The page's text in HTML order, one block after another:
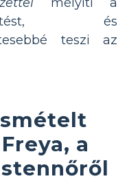
és
teszi az
a